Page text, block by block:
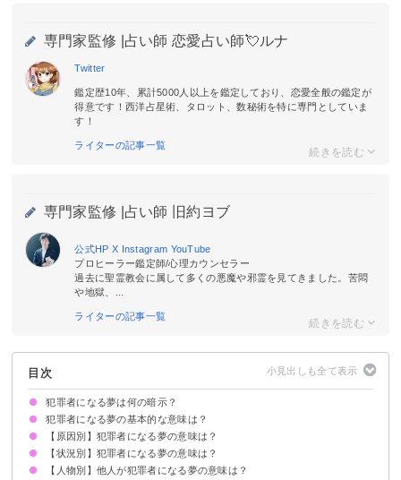
専門家監修 | 占い師 恋愛占い師💘ルナ
Twitter
鑑定歴10年、累計5000人以上を鑑定しており、恋愛全般の鑑定が
得意です！西洋占星術、タロット、数秘術を特に専門としていま
す！
ライターの記事一覧
専門家監修 | 占い師 旧約ヨブ
公式HP X Instagram YouTube
プロヒーラー鑑定師/心理カウンセラー
過去に聖霊教会に属して多くの悪魔や邪霊を見てきました。苦悶
や地獄、...
ライターの記事一覧
目次
犯罪者になる夢は何の暗示？
犯罪者になる夢の基本的な意味は？
ストレスを抱えている暗示
状況によって意味が決まる
【原因別】犯罪者になる夢の意味は？
殺人で犯罪者になる夢【警告夢】
冤罪で犯罪者になる夢【警告夢】
強盗で犯罪者になる夢【凶夢】
窃盗で犯罪者になる夢【警告夢】
詐欺で犯罪者になる夢【警告夢】
放火で犯罪者になる夢【警告夢】
誘拐で犯罪者になる夢【警告夢】
交通違反で犯罪者になる夢【警告夢】
【状況別】犯罪者になる夢の意味は？
犯罪者になって追われる夢【願望夢】
犯罪に巻き込まれて犯罪者になる夢【警告夢】
犯罪者になって逃げる夢【警告夢】
犯罪者になって指名手配される夢【警告夢】
犯罪者になって逮捕される夢【凶夢】
犯罪者になって自首する夢【警告夢】
【人物別】他人が犯罪者になる夢の意味は？